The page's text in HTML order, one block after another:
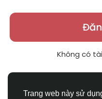
Trang web này sử
Không có